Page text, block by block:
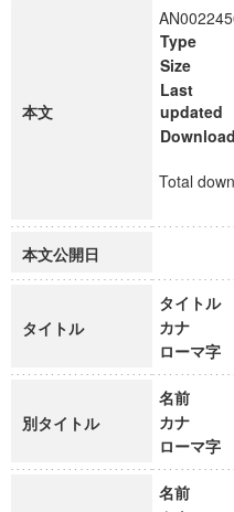
本文
Type
Size
Last
updated
Total
本文公開日
タイトル
タイトル
カナ
ローマ字
別タイトル
名前
カナ
ローマ字
名前